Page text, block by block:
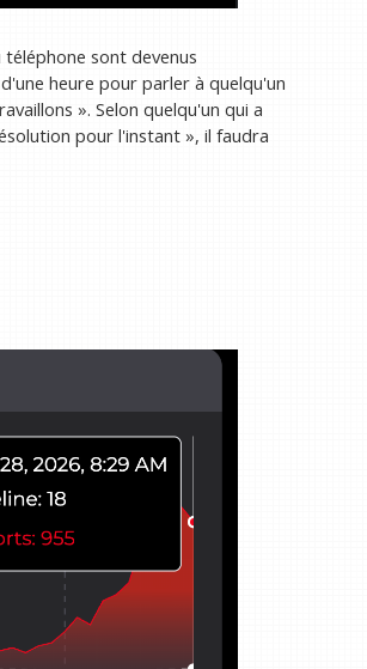
téléphone sont devenus
heure pour parler à quelqu'un
». Selon quelqu'un qui a
pour l'instant », il faudra